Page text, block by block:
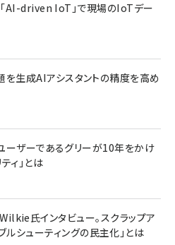
AI-driven IoT」で現場のIoTデー
を生成AIアシスタントの精度を高め
ーザーであるグリーが10年をかけ
ィ」とは
氏インタビュー。スクラップア
ルシューティングの民主化」とは